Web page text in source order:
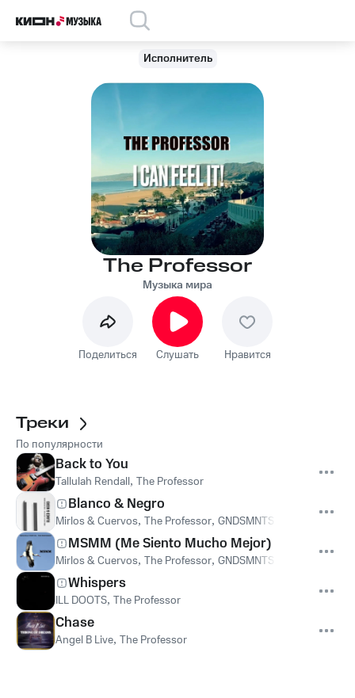
Исполнитель
The Professor
Музыка мира
Поделиться Слушать Нравится
Треки
По популярности
Back to You
Tallulah Rendall, The Professor
Blanco & Negro
Mirlos & Cuervos, The Professor, GNDSMNTS Records
MSMM (Me Siento Mucho Mejor)
Mirlos & Cuervos, The Professor, GNDSMNTS Records
Whispers
ILL DOOTS, The Professor
Chase
Angel B Live, The Professor